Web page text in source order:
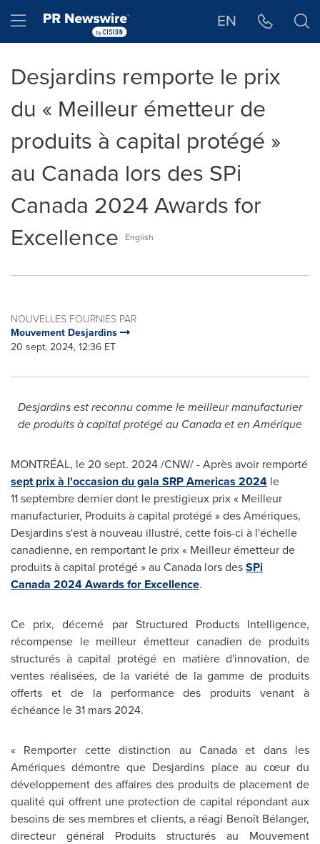
Hamburger menu EN
Desjardins remporte le prix
du « Meilleur émetteur de
produits à capital protégé »
au Canada lors des SPi
Canada 2024 Awards for
Excellence
English
NOUVELLES FOURNIES PAR
Mouvement Desjardins
20 sept, 2024, 12:36 ET
Desjardins est reconnu comme le meilleur manufacturier
de produits à capital protégéau Canadaet en Amérique
MONTRÉAL, le20 sept. 2024/CNW/ - Après avoir remporté
sept prix à l'occasion du gala SRP Americas 2024 le
11 septembre dernier dont le prestigieux prix « Meilleur
manufacturier, Produits à capital protégé » des Amériques,
Desjardins s'est à nouveau illustré, cette fois-ci à l'échelle
canadienne, en remportant le prix « Meilleur émetteur de
produits à capital protégé » au Canada lors desSPi
Canada 2024 Awards for Excellence.
Ce prix, décerné par Structured Products Intelligence,
récompense le meilleur émetteur canadien de produits
structurés à capital protégé en matière d'innovation, de
ventes réalisées, de la variété de la gamme de produits
offerts et de la performance des produits venant à
échéance le 31 mars 2024.
« Remporter cette distinction au Canadaet dans les
Amériques démontre que Desjardins place au cœur du
développement des affaires des produits de placement de
qualité qui offrent une protection de capital répondant aux
besoins de ses membres et clients, a réagi Benoît Bélanger,
directeur général Produits structurés au Mouvement